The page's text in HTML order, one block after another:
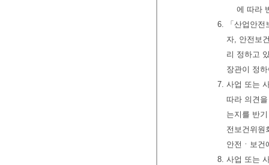
에 따라
6. 「산업안전
자, 안전보
리 정하고
장관이 정
7. 사업 또는
따라 의견
는지를 반
전보건위원
안전ㆍ보건
8. 사업 또는